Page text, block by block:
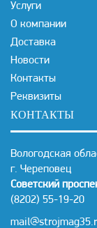
Услуги
О компании
Доставка
Новости
Контакты
Реквизиты
КОНТАКТЫ
Вологодская
г. Череповец
Советский
(8202) 55-19-20